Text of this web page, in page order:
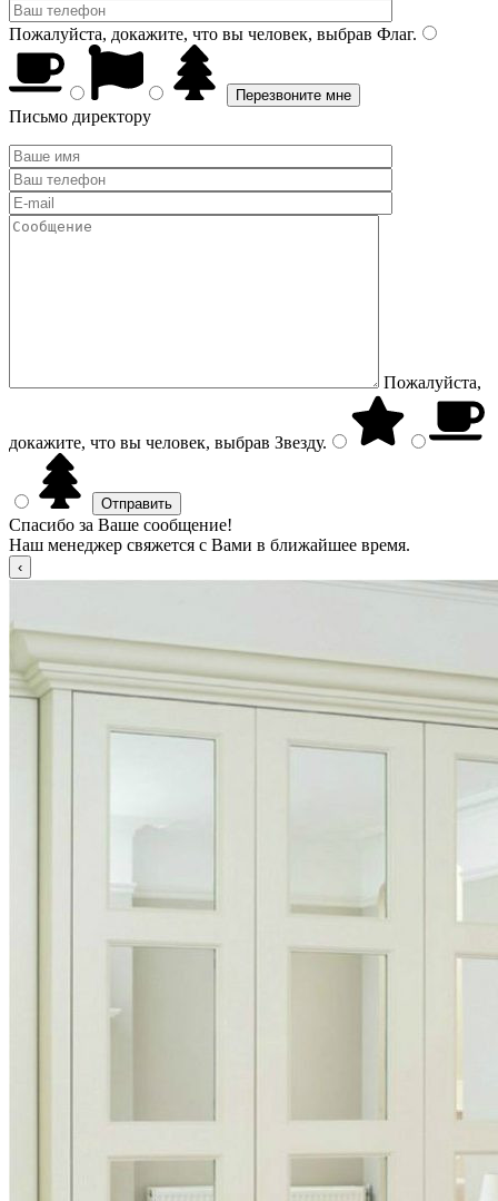
Пожалуйста, докажите, что вы человек, выбрав Флаг.
Письмо директору
Пожалуйста,
докажите, что вы человек, выбрав Звезду.
Спасибо за Ваше сообщение!
Наш менеджер свяжется с Вами в ближайшее время.